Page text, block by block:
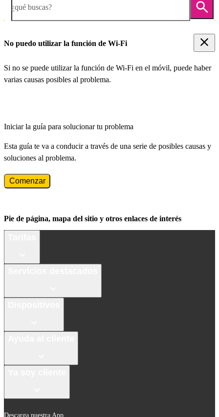
¿qué buscas?
No puedo utilizar la función de Wi-Fi
Si no se puede utilizar la función de Wi-Fi en el móvil, puede haber
varias causas posibles al problema.
Iniciar la guía para solucionar tu problema
Esta guía te va a conducir a través de una serie de posibles causas y
soluciones al problema.
Comenzar
Pie de página, mapa del sitio y otros enlaces de interés
Descarga nuestra App